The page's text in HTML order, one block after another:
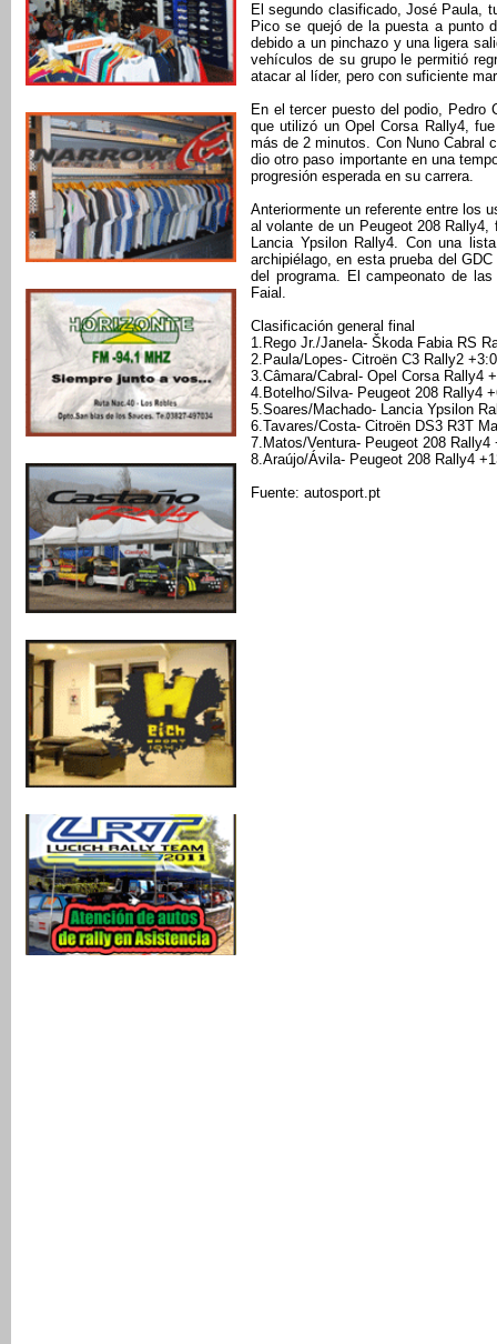
El segundo clasificado, José Paula,
Pico se quejó de la puesta a punto
debido a un pinchazo y una ligera
vehículos de su grupo le permitió
atacar al líder, pero con suficiente
En el tercer puesto del podio, Pedro
que utilizó un Opel Corsa Rally4,
más de 2 minutos. Con Nuno Cabral
dio otro paso importante en una
progresión esperada en su carrera.
Anteriormente un referente entre los
al volante de un Peugeot 208
Lancia Ypsilon Rally4. Con una
archipiélago, en esta prueba del
del programa. El campeonato de
Faial.
Clasificación general final
1.Rego Jr./Janela- Škoda Fabia RS
2.Paula/Lopes- Citroën C3 Rally2
3.Câmara/Cabral- Opel Corsa Rally4
4.Botelho/Silva- Peugeot 208 Rally4
5.Soares/Machado- Lancia Ypsilon
6.Tavares/Costa- Citroën DS3 R3T
7.Matos/Ventura- Peugeot 208 Rally4
8.Araújo/Ávila- Peugeot 208 Rally4
Fuente: autosport.pt